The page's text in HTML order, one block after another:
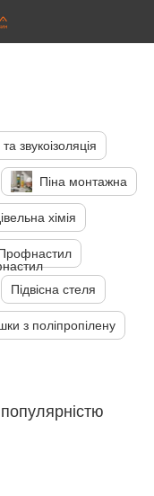
звукоізоляція
Піна монтажна
хімія
Підвісна стеля
з поліпропілену